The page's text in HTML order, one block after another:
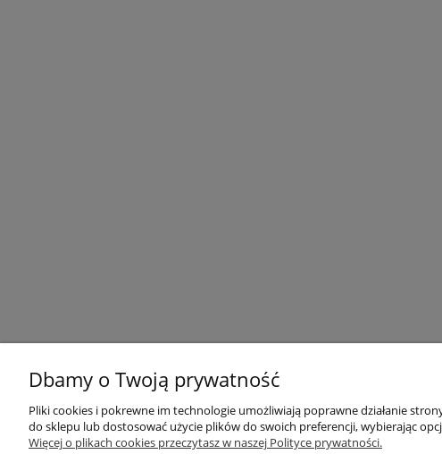
Informacje Newsletter
Dbamy o Twoją prywatność
Pliki cookies i pokrewne im technologie umożliwiają poprawne działanie
do sklepu lub dostosować użycie plików do swoich preferencji, wybierając
Więcej o plikach cookies przeczytasz w naszej Polityce prywatności.